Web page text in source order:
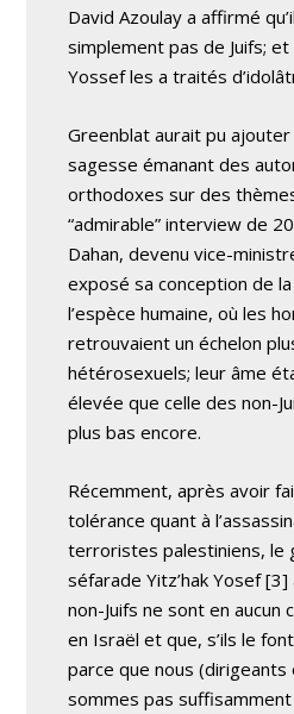
David Azoulay a affirmé
simplement pas de Juifs;
Yossef les a traités
Greenblat aurait pu
sagesse émanant des
orthodoxes sur des
“admirable” interview de
Dahan, devenu vice-
exposé sa conception de
l’espèce humaine, où les
retrouvaient un échelon
hétérosexuels; leur âme
élevée que celle des non-
plus bas encore.
Récemment, après avoir
tolérance quant à
terroristes palestiniens, le
séfarade Yitz’hak Yosef
non-Juifs ne sont en aucun
en Israël et que, s’ils le
parce que nous
sommes pas